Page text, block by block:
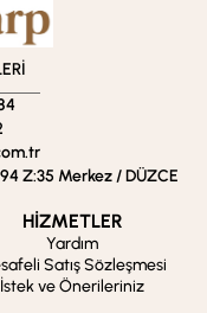
Z:35 Merkez / DÜZCE
HİZMETLER
Yardım
Satış Sözleşmesi
İstek ve Önerileriniz